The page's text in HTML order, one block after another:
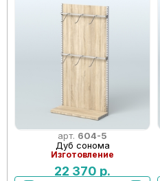
арт. 604-5
Дуб сонома
Изготовление
22 370 р.